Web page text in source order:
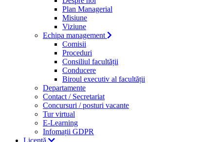
Plan Managerial
Misiune
Viziune
Echipa management
Comisii
Proceduri
Consiliul facultății
Conducere
Biroul executiv al facultății
Departamente
Contact / Secretariat
Concursuri / posturi vacante
Tur virtual
E-Learning
Infomații GDPR
Licență